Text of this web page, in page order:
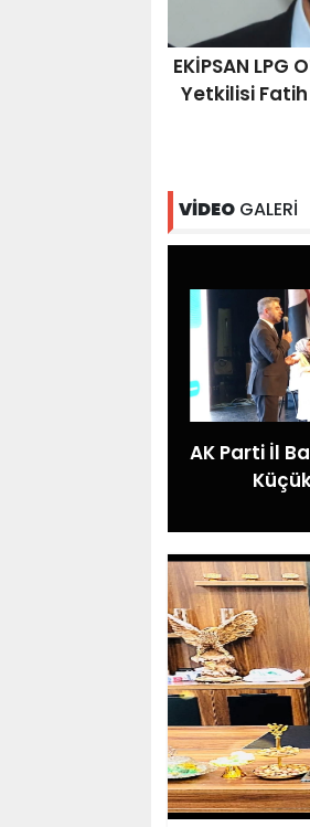
EKİPSAN LPG
Yetkilisi
VİDEOGALERİ
AK Parti İl
ŞUBESİ